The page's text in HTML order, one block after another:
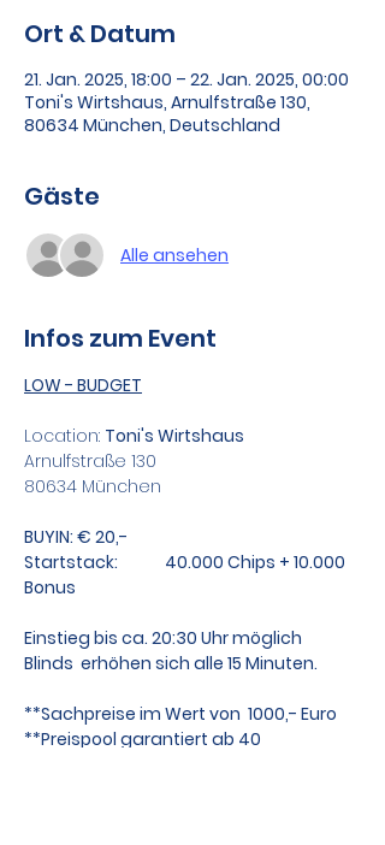
Ort & Datum
21. Jan. 2025, 18:00 – 22. Jan. 2025, 00:00
Toni's Wirtshaus, Arnulfstraße 130,
80634 München, Deutschland
Gäste
Alle ansehen
Infos zum Event
LOW - BUDGET
Location: Toni's Wirtshaus
Arnulfstraße 130
80634 München
BUYIN: € 20,-
Startstack:             40.000 Chips + 10.000
Bonus
Einstieg bis ca. 20:30 Uhr möglich
Blinds  erhöhen sich alle 15 Minuten.
**Sachpreise im Wert von  1000,- Euro
**Preispool garantiert ab 40